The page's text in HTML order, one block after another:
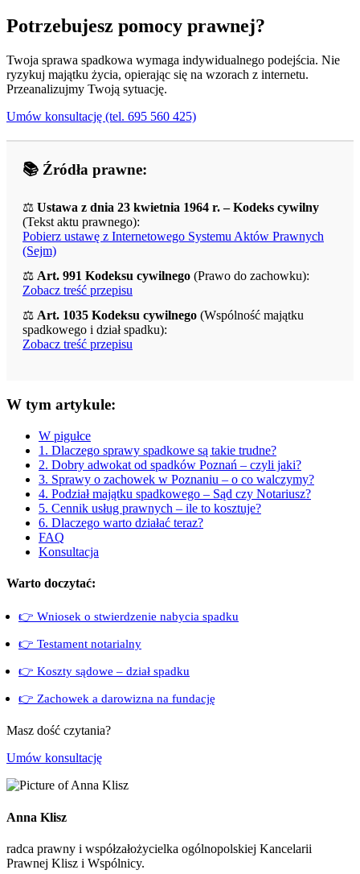
Potrzebujesz pomocy prawnej?
Twoja sprawa spadkowa wymaga indywidualnego podejścia. Nie
ryzykuj majątku życia, opierając się na wzorach z internetu.
Przeanalizujmy Twoją sytuację.
Umów konsultację (tel. 695 560 425)
📚 Źródła prawne:
⚖️ Ustawa z dnia 23 kwietnia 1964 r. – Kodeks cywilny
(Tekst aktu prawnego):
Pobierz ustawę z Internetowego Systemu Aktów Prawnych
(Sejm)
⚖️ Art. 991 Kodeksu cywilnego (Prawo do zachowku):
Zobacz treść przepisu
⚖️ Art. 1035 Kodeksu cywilnego (Wspólność majątku
spadkowego i dział spadku):
Zobacz treść przepisu
W tym artykule:
W pigułce
1. Dlaczego sprawy spadkowe są takie trudne?
2. Dobry adwokat od spadków Poznań – czyli jaki?
3. Sprawy o zachowek w Poznaniu – o co walczymy?
4. Podział majątku spadkowego – Sąd czy Notariusz?
5. Cennik usług prawnych – ile to kosztuje?
6. Dlaczego warto działać teraz?
FAQ
Konsultacja
Warto doczytać:
👉 Wniosek o stwierdzenie nabycia spadku
👉 Testament notarialny
👉 Koszty sądowe – dział spadku
👉 Zachowek a darowizna na fundację
Masz dość czytania?
Umów konsultację
Anna Klisz
radca prawny i współzałożycielka ogólnopolskiej Kancelarii
Prawnej Klisz i Wspólnicy.